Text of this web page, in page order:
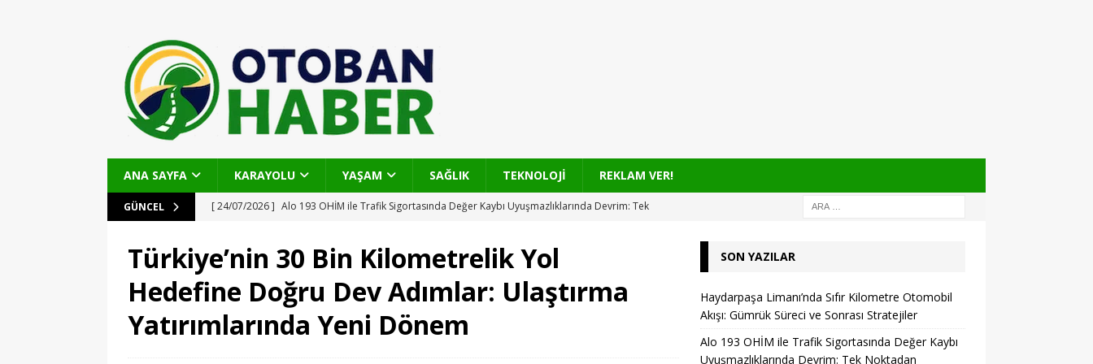
ANA SAYFA KARAYOLU YAŞAM SAĞLIK TEKNOLOJİ REKLAM VER!
GÜNCEL [ 24/07/2026 ] Alo 193 OHİM ile Trafik Sigortasında Değer Kaybı Uyuşmazlıklarında Devrim: Tek
[ 22/07/2026 ] Çayırova’da Özberk Mahallesi’nde Üstyapı Yenilemesi ile 4 Bin Tonluk Asfalt
Seferberliği: Ulaşım Konforu ve Güvenlik İçin Hızlı adımlar
OTOBAN
[ 22/07/2026 ]
Ferizli Seyifler-Gölkent Grup Yolu: 17 Bin Ton Sıcak Asfaltla Yeniden Doğan Ulaşım
Türkiye’nin 30 Bin Kilometrelik Yol
Hedefine Doğru Dev Adımlar: Ulaştırma
Yatırımlarında Yeni Dönem
SON YAZILAR
Haydarpaşa Limanı’nda Sıfır Kilometre Otomobil
Akışı: Gümrük Süreci ve Sonrası Stratejiler
Alo 193 OHİM ile Trafik Sigortasında Değer Kaybı
Uyuşmazlıklarında Devrim: Tek Noktadan